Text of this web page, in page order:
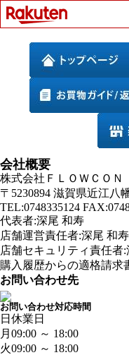
会社概要
株式会社ＦＬＯＷＣＯＮ
〒5230894 滋賀県近江八
TEL:0748335124
代表者:深尾 和寿
店舗運営責任者:深尾 和寿
店舗セキュリティ責任者
購入履歴からの適格請求
お問い合わせ先
お問い合わせ対応時間
日 休業日
月 09:00 ～ 18:00
火09:00 ～ 18:00